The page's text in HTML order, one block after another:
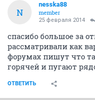
N
nesska88
member
25 февраля 2014
спасибо большое за
рассматривали как
форумах пишут что
горячей и пугают
ОТВЕТИТЬ